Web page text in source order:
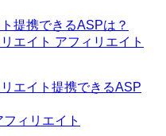
提携できるASPは？
アフィリエイト
エイト提携できるASP
フィリエイト